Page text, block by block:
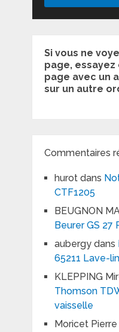
Si vous ne
page,
page avec un
sur un autre
Commentaires
hurotdans
CTF1205
BEUGNON
Beurer GS
aubergydans
65211 Lave-
KLEPPING
Thomson
vaisselle
Moricet Pierre